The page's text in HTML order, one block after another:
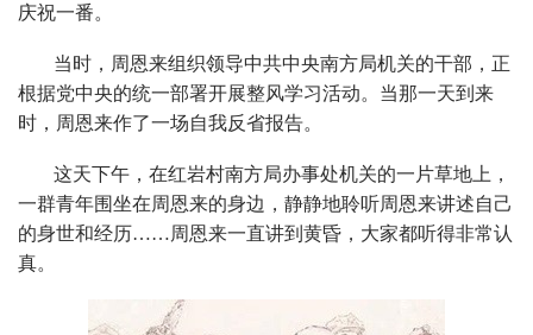
庆祝一番。
当时，周恩来组织领导中共中央南方局机关的干部，正
根据党中央的统一部署开展整风学习活动。当那一天到来
时，周恩来作了一场自我反省报告。
这天下午，在红岩村南方局办事处机关的一片草地上，
一群青年围坐在周恩来的身边，静静地聆听周恩来讲述自己
的身世和经历……周恩来一直讲到黄昏，大家都听得非常认
真。